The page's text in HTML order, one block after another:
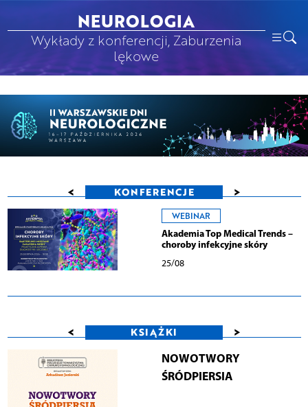
NEUROLOGIA
Wykłady z konferencji, Zaburzenia
lękowe
< KONFERENCJE >
WEBINAR
Akademia Top Medical Trends –
choroby infekcyjne skóry
25/08
< KSIĄŻKI >
NOWOTWORY
ŚRÓDPIERSIA